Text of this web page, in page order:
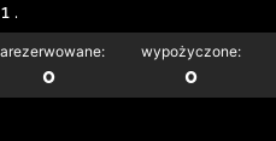
.
0
wypożyczone:
0